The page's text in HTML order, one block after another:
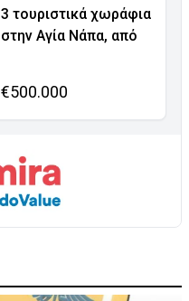
3 τουριστικά χωράφια
στην Αγία Νάπα, από
€500.000